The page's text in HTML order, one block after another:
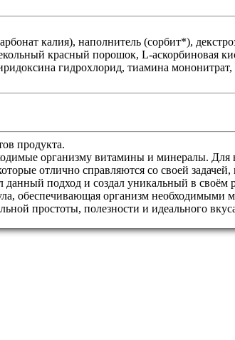
калия), наполнитель (сорбит*),
красный порошок, L-аскорбиновая
гидрохлорид, тиамина
продукта.
организму витамины и минералы. Для
отлично справляются со своей задачей,
подход и создал уникальный в
обеспечивающая организм необходимыми
простоты, полезности и идеального